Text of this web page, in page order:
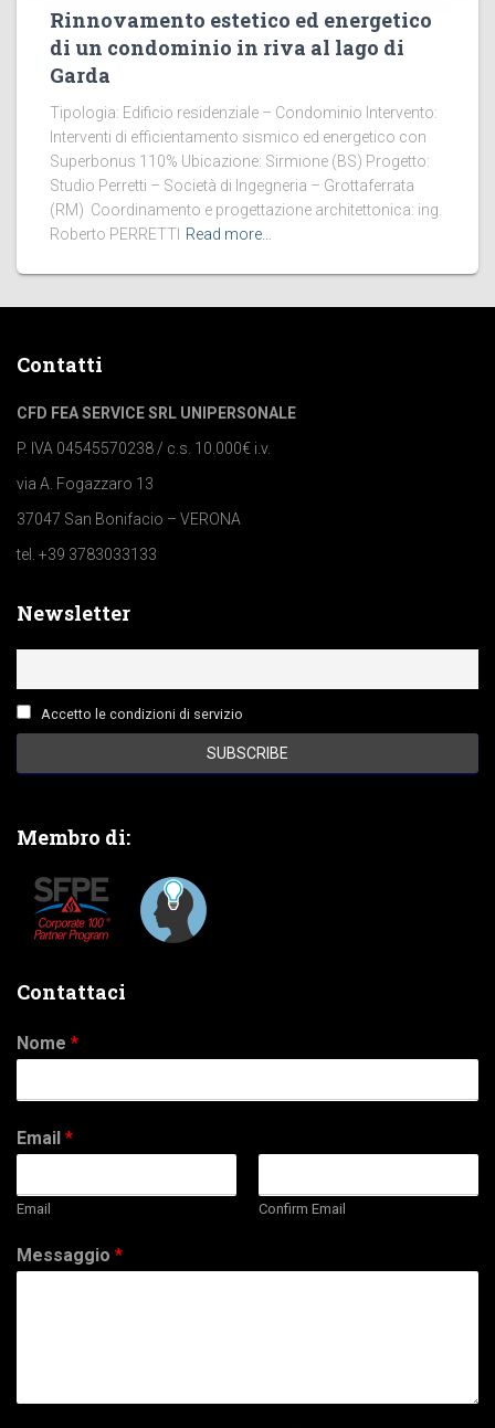
Rinnovamento estetico ed energetico
di un condominio in riva al lago di
Garda
Tipologia: Edificio residenziale – Condominio Intervento:
Interventi di efficientamento sismico ed energetico con
Superbonus 110% Ubicazione: Sirmione (BS) Progetto:
Studio Perretti – Società di Ingegneria – Grottaferrata
(RM) Coordinamento e progettazione architettonica: ing.
Roberto PERRETTI Read more…
Contatti
CFD FEA SERVICE SRL UNIPERSONALE
P. IVA 04545570238 / c.s. 10.000€ i.v.
via A. Fogazzaro 13
37047 San Bonifacio – VERONA
tel. +39 3783033133
Newsletter
Accetto le condizioni di servizio
Membro di:
Contattaci
Nome *
Email *
Email Confirm Email
Messaggio *